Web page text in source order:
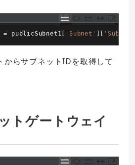
= publicSubnet1 [ 'Subnet' ] [
からサブネットIDを取得して
トゲートウェイ